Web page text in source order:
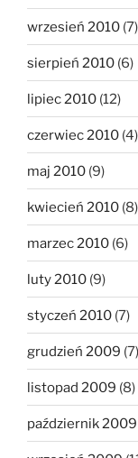
wrzesień 2010 (7)
sierpień 2010 (6)
lipiec 2010 (12)
czerwiec 2010 (4)
maj 2010 (9)
kwiecień 2010 (8)
marzec 2010 (6)
luty 2010 (9)
styczeń 2010 (7)
grudzień 2009 (7)
listopad 2009 (8)
październik 2009